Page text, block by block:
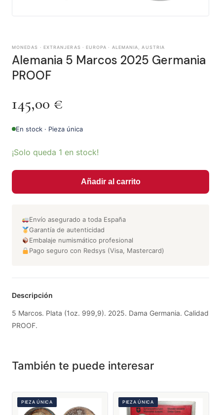
MONEDAS · EXTRANJERAS · EUROPA · ALEMANIA, AUSTRIA
Alemania 5 Marcos 2025 Germania
PROOF
145,00 €
En stock · Pieza única
¡Solo queda 1 en stock!
Añadir al carrito
Envío asegurado a toda España
Garantía de autenticidad
Embalaje numismático profesional
Pago seguro con Redsys (Visa, Mastercard)
Descripción
5 Marcos. Plata (1oz. 999,9). 2025. Dama Germania. Calidad
PROOF.
También te puede interesar
PIEZA ÚNICA PIEZA ÚNICA